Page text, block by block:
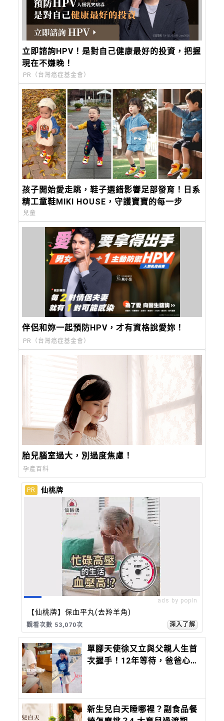
立即諮詢HPV！是對自己健康最好的投資，把握
現在不嫌晚！
PR（台灣癌症基金會）
孩子開始愛走跳，鞋子選錯影響足部發育！日系
精工童鞋MIKI HOUSE，守護寶寶的每一步
兒童
伴侶和妳一起預防HPV，才有資格說愛妳！
PR（台灣癌症基金會）
胎兒腦室過大，別過度焦慮！
孕產百科
PR 仙桃牌
ads by popIn
【仙桃牌】保血平丸(去羚羊角)
觀看次數 53,070次 深入了解
單腳天使徐又立與父親人生首
次握手！12年等待，爸爸心疼
的東西。」
新生兒白天睡哪裡？副食品餐